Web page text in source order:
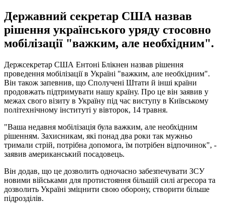
Державний секретар США назвав
рішення українського уряду стосовно
мобілізації "важким, але необхідним".
Держсекретар США Ентоні Блікнен назвав рішення
проведення мобілізації в Україні "важким, але необхідним".
Він також запевнив, що Сполучені Штати й інші країни
продовжать підтримувати нашу країну. Про це він заявив у
межах свого візиту в Україну під час виступу в Київському
політехнічному інституті у вівторок, 14 травня.
"Ваша недавня мобілізація була важким, але необхідним
рішенням. Захисникам, які понад два роки так мужньо
тримали стрій, потрібна допомога, їм потрібен відпочинок", -
заявив американський посадовець.
Він додав, що це дозволить одночасно забезпечувати ЗСУ
новими військами для протистояння більшій силі агресора та
дозволить Україні зміцнити свою оборону, створити більше
підрозділів.